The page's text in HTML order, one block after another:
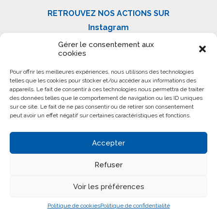
Gérer le consentement aux
cookies
Pour offrir les meilleures expériences, nous utilisons des technologies
telles que les cookies pour stocker et/ou accéder aux informations des
appareils. Le fait de consentir à ces technologies nous permettra de traiter
des données telles que le comportement de navigation ou les ID uniques
sur ce site. Le fait de ne pas consentir ou de retirer son consentement
peut avoir un effet négatif sur certaines caractéristiques et fonctions.
Accepter
Refuser
Voir les préférences
Politique de cookiesPolitique de confidentialité
RETROUVEZ NOS ACTIONS SUR
Instagram
Linkedin
IMPACT RIVIERA RÉALISATION
136 Boulevard des Jardiniers
06200 Nice
Mentions légales
Réalisation MouvementCom